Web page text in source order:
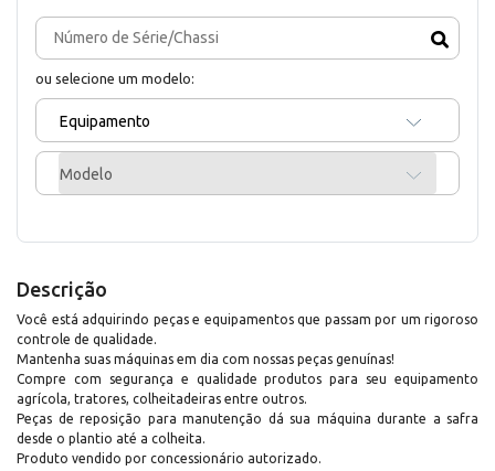
ou selecione um modelo:
Equipamento
Modelo
Descrição
Você está adquirindo peças e equipamentos que passam por um rigoroso
controle de qualidade.
Mantenha suas máquinas em dia com nossas peças genuínas!
Compre com segurança e qualidade produtos para seu equipamento
agrícola, tratores, colheitadeiras entre outros.
Peças de reposição para manutenção dá sua máquina durante a safra
desde o plantio até a colheita.
Produto vendido por concessionário autorizado.